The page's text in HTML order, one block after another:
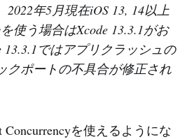
年5月現在iOS 13, 14以上
使う場合はXcode 13.3.1がお
13.3.1ではアプリクラッシュの
クポートの不具合が修正され
を使えるようにな